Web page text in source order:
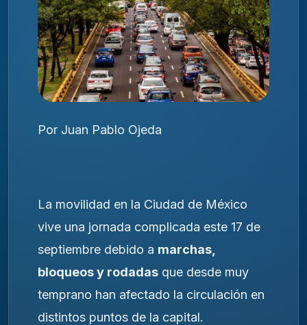
Por Juan Pablo Ojeda
La movilidad en la Ciudad de México
vive una jornada complicada este 17 de
septiembre debido a marchas,
bloqueos y rodadas que desde muy
temprano han afectado la circulación en
distintos puntos de la capital.